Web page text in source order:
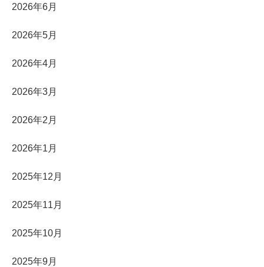
2026年6月
2026年5月
2026年4月
2026年3月
2026年2月
2026年1月
2025年12月
2025年11月
2025年10月
2025年9月